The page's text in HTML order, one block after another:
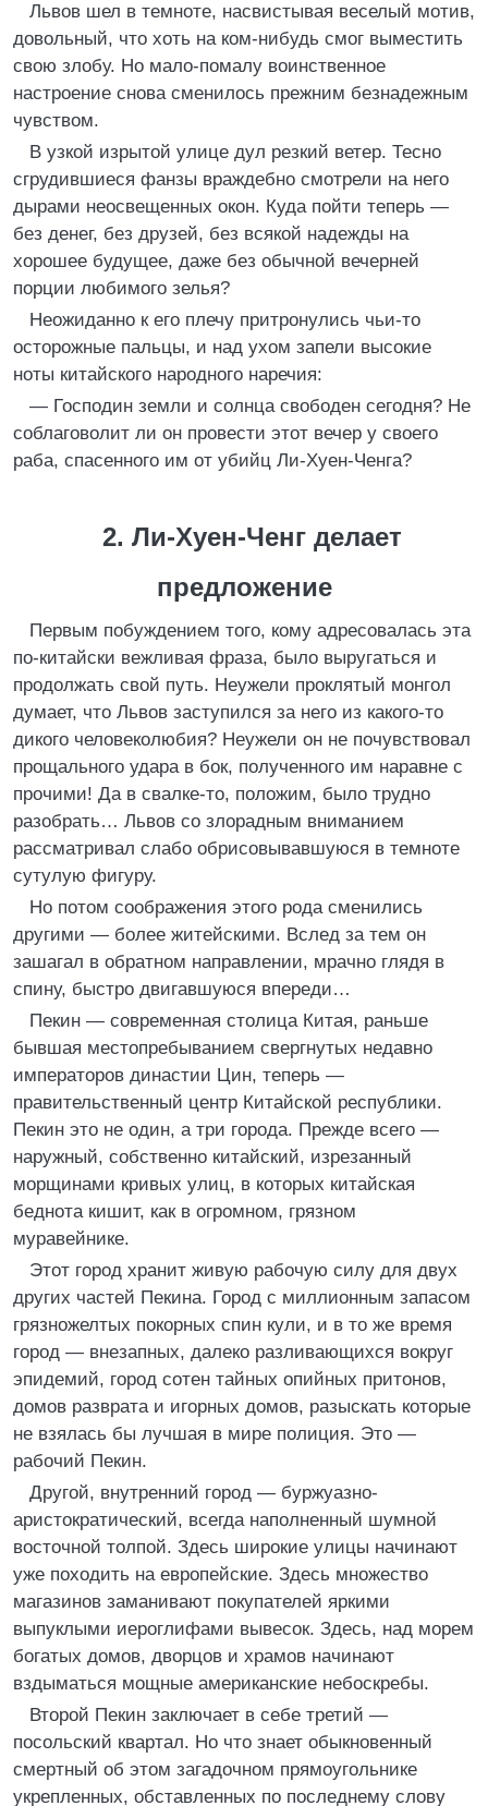
Львов шел в темноте, насвистывая веселый мотив,
довольный, что хоть на ком-нибудь смог выместить
свою злобу. Но мало-помалу воинственное
настроение снова сменилось прежним безнадежным
чувством.
В узкой изрытой улице дул резкий ветер. Тесно
сгрудившиеся фанзы враждебно смотрели на него
дырами неосвещенных окон. Куда пойти теперь —
без денег, без друзей, без всякой надежды на
хорошее будущее, даже без обычной вечерней
порции любимого зелья?
Неожиданно к его плечу притронулись чьи-то
осторожные пальцы, и над ухом запели высокие
ноты китайского народного наречия:
— Господин земли и солнца свободен сегодня? Не
соблаговолит ли он провести этот вечер у своего
раба, спасенного им от убийц Ли-Хуен-Ченга?
2. Ли-Хуен-Ченг делает
предложение
Первым побуждением того, кому адресовалась эта
по-китайски вежливая фраза, было выругаться и
продолжать свой путь. Неужели проклятый монгол
думает, что Львов заступился за него из какого-то
дикого человеколюбия? Неужели он не почувствовал
прощального удара в бок, полученного им наравне с
прочими! Да в свалке-то, положим, было трудно
разобрать… Львов со злорадным вниманием
рассматривал слабо обрисовывавшуюся в темноте
сутулую фигуру.
Но потом соображения этого рода сменились
другими — более житейскими. Вслед за тем он
зашагал в обратном направлении, мрачно глядя в
спину, быстро двигавшуюся впереди…
Пекин — современная столица Китая, раньше
бывшая местопребыванием свергнутых недавно
императоров династии Цин, теперь —
правительственный центр Китайской республики.
Пекин это не один, а три города. Прежде всего —
наружный, собственно китайский, изрезанный
морщинами кривых улиц, в которых китайская
беднота кишит, как в огромном, грязном
муравейнике.
Этот город хранит живую рабочую силу для двух
других частей Пекина. Город с миллионным запасом
грязножелтых покорных спин кули, и в то же время
город — внезапных, далеко разливающихся вокруг
эпидемий, город сотен тайных опийных притонов,
домов разврата и игорных домов, разыскать которые
не взялась бы лучшая в мире полиция. Это —
рабочий Пекин.
Другой, внутренний город — буржуазно-
аристократический, всегда наполненный шумной
восточной толпой. Здесь широкие улицы начинают
уже походить на европейские. Здесь множество
магазинов заманивают покупателей яркими
выпуклыми иероглифами вывесок. Здесь, над морем
богатых домов, дворцов и храмов начинают
вздыматься мощные американские небоскребы.
Второй Пекин заключает в себе третий —
посольский квартал. Но что знает обыкновенный
смертный об этом загадочном прямоугольнике
укрепленных, обставленных по последнему слову